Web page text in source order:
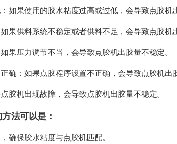
如果使用的胶水粘度过高或过低，会导致点胶机
果供料系统不稳定或者供料不足，会导致点胶机
果压力调节不当，会导致点胶机出胶量不稳定。
确：如果点胶程序设置不正确，会导致点胶机出
胶机出现故障，会导致点胶机出胶量不稳定。
方法可以是：
确保胶水粘度与点胶机匹配。